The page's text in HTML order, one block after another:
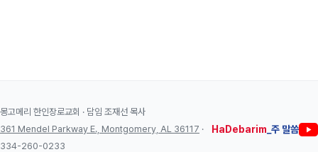
몽고메리 한인장로교회 · 담임 조재선 목사
361 Mendel Parkway E., Montgomery, AL 36117 ·
334-260-0233
HaDebarim _주 말씀